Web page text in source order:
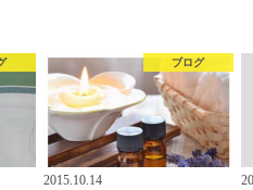
ブログ
2015.10.14